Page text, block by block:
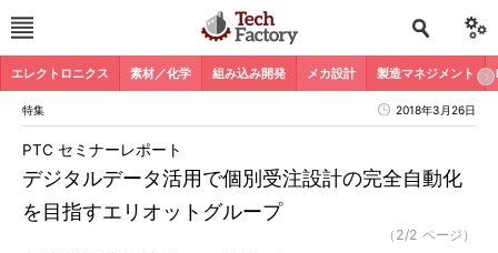
エレクトロニクス 素材／化学 組み込み開発 メカ設計 製造マネジメント
特集 2018年3月26日
デジタルデータ活用で個別受注設計の完全自動化
を目指すエリオットグループ
PTC セミナーレポート
（2/2 ページ）